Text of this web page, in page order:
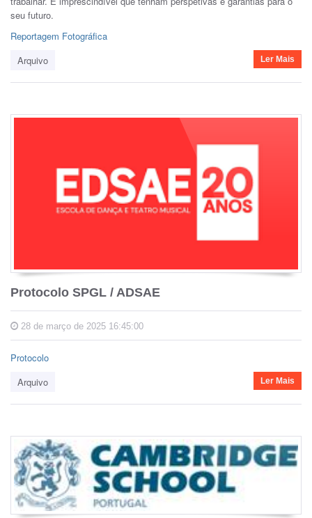
seu futuro.
Reportagem Fotográfica
Arquivo
Ler Mais
Protocolo SPGL / ADSAE
28 de março de 2025 16:45:00
Protocolo
Arquivo
Ler Mais